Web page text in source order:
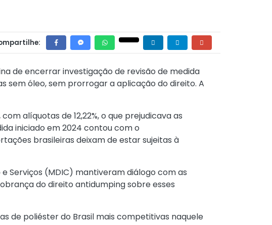
de encerrar investigação de revisão de medida
sem óleo, sem prorrogar a aplicação do direito. A
alíquotas de 12,22%, o que prejudicava as
iniciado em 2024 contou com o
brasileiras deixam de estar sujeitas à
Serviços (MDIC) mantiveram diálogo com as
do direito antidumping sobre esses
de poliéster do Brasil mais competitivas naquele